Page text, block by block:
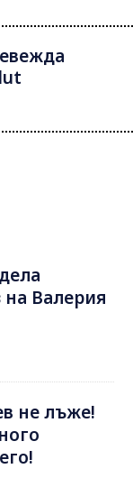
на Валерия
не лъже!